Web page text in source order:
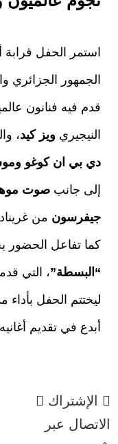
استمر الحفل
الجمهور الجزائري
قدم فيه فنانون
النيجيري ويز كيد،
دي بي ان كوغو
إلى جانب صوت
جيفرسون من
كما تفاعل الحضور
“البسطة”، التي
ليختتم الحفل بأداء
أبدع في تقديم
الإشتراك
الاتصال عبر